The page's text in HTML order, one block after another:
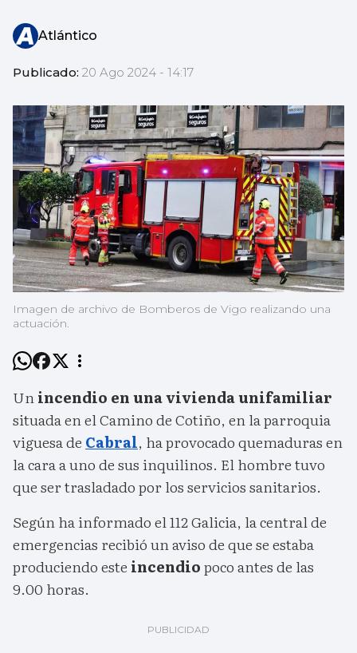
Atlántico
Publicado: 20 Ago 2024 - 14:17
Imagen de archivo de Bomberos de Vigo realizando una
actuación.
Unincendio en una vivienda unifamiliar
situada en el Camino de Cotiño, en la parroquia
viguesa de Cabral, ha provocado quemaduras en
la cara a uno de sus inquilinos. El hombre tuvo
que ser trasladado por los servicios sanitarios.
Según ha informado el 112 Galicia, la central de
emergencias recibió un aviso de que se estaba
produciendo este incendiopoco antes de las
9.00 horas.